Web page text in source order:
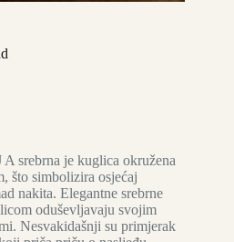
srebrna je kuglica okružena
što simbolizira osjećaj
nakita. Elegantne srebrne
oduševljavaju svojim
Nesvakidašnji su primjerak